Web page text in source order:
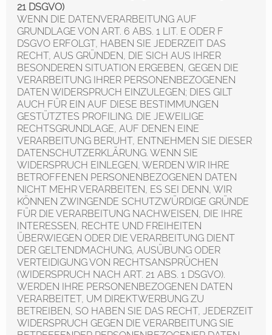
21 DSGVO)
WENN DIE DATENVERARBEITUNG AUF
GRUNDLAGE VON ART. 6 ABS. 1 LIT. E ODER F
DSGVO ERFOLGT, HABEN SIE JEDERZEIT DAS
RECHT, AUS GRÜNDEN, DIE SICH AUS IHRER
BESONDEREN SITUATION ERGEBEN, GEGEN DIE
VERARBEITUNG IHRER PERSONENBEZOGENEN
DATEN WIDERSPRUCH EINZULEGEN; DIES GILT
AUCH FÜR EIN AUF DIESE BESTIMMUNGEN
GESTÜTZTES PROFILING. DIE JEWEILIGE
RECHTSGRUNDLAGE, AUF DENEN EINE
VERARBEITUNG BERUHT, ENTNEHMEN SIE DIESER
DATENSCHUTZERKLÄRUNG. WENN SIE
WIDERSPRUCH EINLEGEN, WERDEN WIR IHRE
BETROFFENEN PERSONENBEZOGENEN DATEN
NICHT MEHR VERARBEITEN, ES SEI DENN, WIR
KÖNNEN ZWINGENDE SCHUTZWÜRDIGE GRÜNDE
FÜR DIE VERARBEITUNG NACHWEISEN, DIE IHRE
INTERESSEN, RECHTE UND FREIHEITEN
ÜBERWIEGEN ODER DIE VERARBEITUNG DIENT
DER GELTENDMACHUNG, AUSÜBUNG ODER
VERTEIDIGUNG VON RECHTSANSPRÜCHEN
(WIDERSPRUCH NACH ART. 21 ABS. 1 DSGVO).
WERDEN IHRE PERSONENBEZOGENEN DATEN
VERARBEITET, UM DIREKTWERBUNG ZU
BETREIBEN, SO HABEN SIE DAS RECHT, JEDERZEIT
WIDERSPRUCH GEGEN DIE VERARBEITUNG SIE